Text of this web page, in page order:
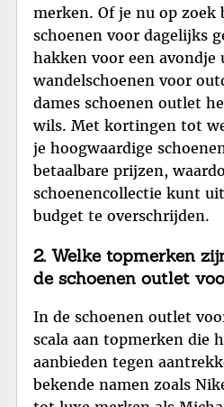
merken. Of je nu op zoek
schoenen voor dagelijks
hakken voor een avondje
wandelschoenen voor
dames schoenen outlet
wils. Met kortingen tot
je hoogwaardige
betaalbare prijzen,
schoenencollectie kunt
budget te overschrijden.
2. Welke topmerken
de schoenen outlet
In de schoenen outlet
scala aan topmerken die
aanbieden tegen
bekende namen zoals